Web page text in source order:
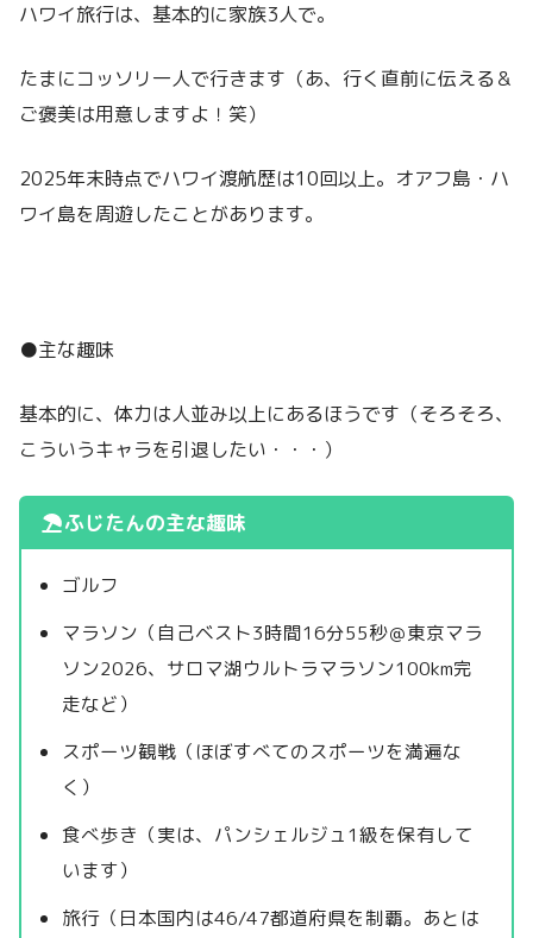
ハワイ旅行は、基本的に家族3人で。
たまにコッソリ一人で行きます（あ、行く直前に伝える＆
ご褒美は用意しますよ！笑）
2025年末時点でハワイ渡航歴は10回以上。オアフ島・ハ
ワイ島を周遊したことがあります。
●主な趣味
基本的に、体力は人並み以上にあるほうです（そろそろ、
こういうキャラを引退したい・・・）
ふじたんの主な趣味
ゴルフ
マラソン（自己ベスト3時間16分55秒＠東京マラ
ソン2026、サロマ湖ウルトラマラソン100km完
走など）
スポーツ観戦（ほぼすべてのスポーツを満遍な
く）
食べ歩き（実は、パンシェルジュ1級を保有して
います）
旅行（日本国内は46/47都道府県を制覇。あとは